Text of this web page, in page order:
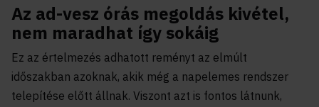
Az ad-vesz órás megoldás kivétel,
nem maradhat így sokáig
Ez az értelmezés adhatott reményt az elmúlt
időszakban azoknak, akik még a napelemes rendszer
telepítése előtt állnak. Viszont azt is fontos látnunk,